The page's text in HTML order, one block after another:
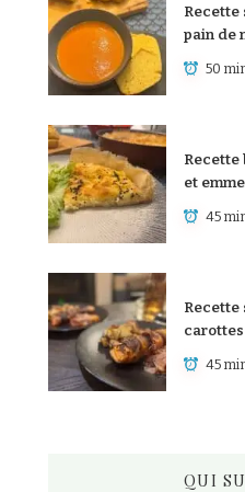
Recette
pain de
50
Recette
et
45
Recette
45
QUI